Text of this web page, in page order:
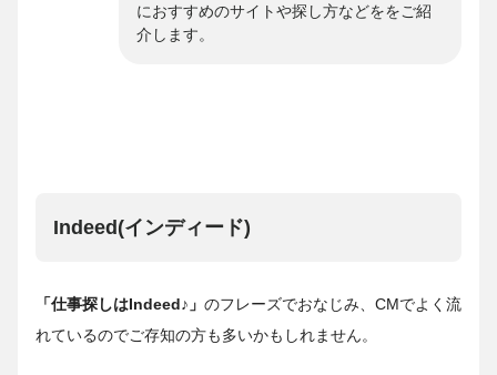
におすすめのサイトや探し方などををご紹
介します。
Indeed(インディード)
「仕事探しはIndeed♪」 のフレーズでおなじみ、CMでよく流
れているのでご存知の方も多いかもしれません。